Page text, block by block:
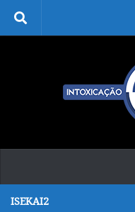
Skip to content
ISEKAI2